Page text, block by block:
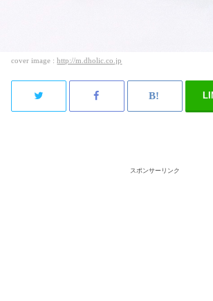
cover image :http://m.dholic.co.jp
スポンサーリンク